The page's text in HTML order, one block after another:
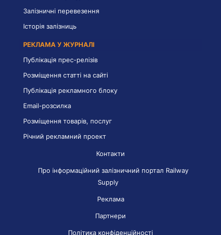
Залізничні перевезення
Історія залізниць
РЕКЛАМА У ЖУРНАЛІ
Публікація прес-релізів
Розміщення статті на сайті
Публікація рекламного блоку
Email-розсилка
Розміщення товарів, послуг
Річний рекламний проект
Контакти
Про інформаційний залізничний портал Railway
Supply
Реклама
Партнери
Політика конфіденційності